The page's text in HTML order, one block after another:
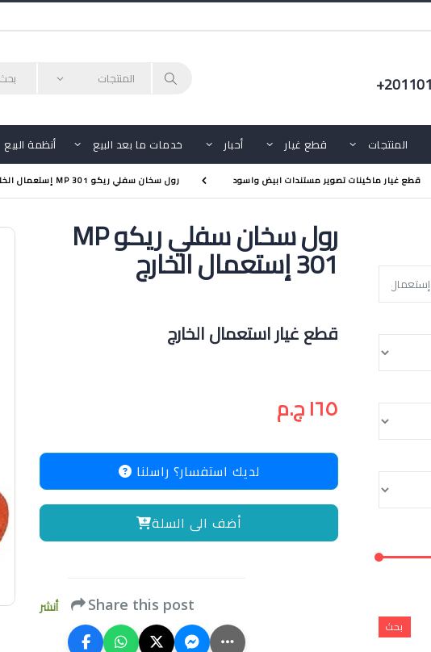
المنتجات قطع غيار أحبار خدمات ما بعد البيع أنظمة البيع
قطع غيار ماكينات تصوير مستندات ابيض واسود رول سخان سفلي ريكو MP 301 إستعمال الخارج
رول سخان سفلي ريكو MP
301 إستعمال الخارج
قطع غيار استعمال الخارج
١٦٥ ج.م
لديك استفسار؟ راسلنا
أضف الى السلة
أنشر Share this post